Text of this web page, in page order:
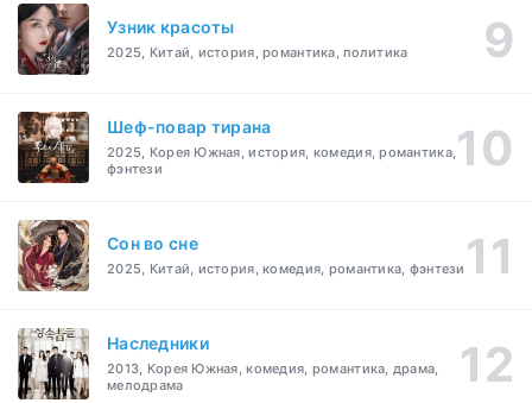
Узник красоты
2025, Китай, история, романтика, политика
Шеф-повар тирана
2025, Корея Южная, история, комедия, романтика,
фэнтези
Cон во сне
2025, Китай, история, комедия, романтика, фэнтези
Наследники
2013, Корея Южная, комедия, романтика, драма,
мелодрама